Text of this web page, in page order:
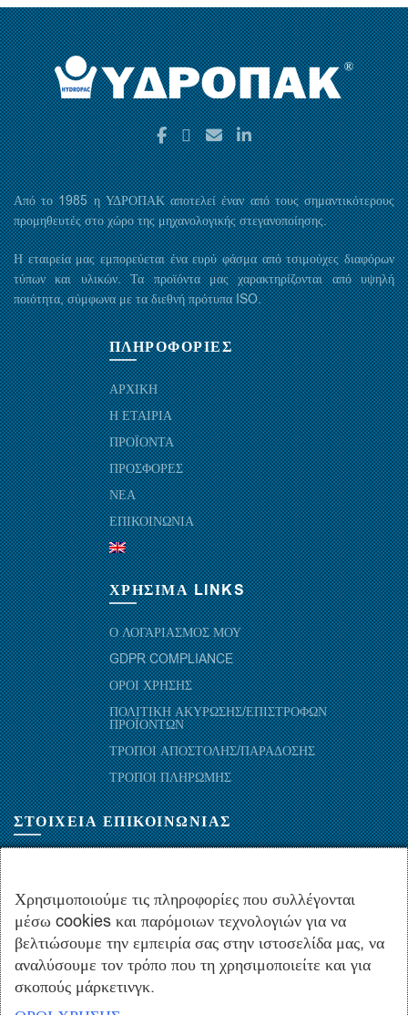
Από το 1985 η ΥΔΡΟΠΑΚ αποτελεί έναν από τους σημαντικότερους
προμηθευτές στο χώρο της μηχανολογικής στεγανοποίησης.
Η εταιρεία μας εμπορεύεται ένα ευρύ φάσμα από τσιμούχες διαφόρων
τύπων και υλικών. Τα προϊόντα μας χαρακτηρίζονται από υψηλή
ποιότητα, σύμφωνα με τα διεθνή πρότυπα ISO.
ΠΛΗΡΟΦΟΡΙΕΣ
ΑΡΧΙΚΗ
Η ΕΤΑΙΡΙΑ
ΠΡΟΪΟΝΤΑ
ΠΡΟΣΦΟΡΕΣ
ΝΕΑ
ΕΠΙΚΟΙΝΩΝΙΑ
ΧΡΗΣΙΜΑ LINKS
Ο ΛΟΓΑΡΙΑΣΜΟΣ ΜΟΥ
GDPR COMPLIANCE
ΟΡΟΙ ΧΡΗΣΗΣ
ΠΟΛΙΤΙΚΗ ΑΚΥΡΩΣΗΣ/ΕΠΙΣΤΡΟΦΩΝ
ΠΡΟΪΟΝΤΩΝ
ΤΡΟΠΟΙ ΑΠΟΣΤΟΛΗΣ/ΠΑΡΑΔΟΣΗΣ
ΤΡΟΠΟΙ ΠΛΗΡΩΜΗΣ
ΣΤΟΙΧΕΙΑ ΕΠΙΚΟΙΝΩΝΙΑΣ
+30.210-5143367,+30.210-5154659,+30.210-5147842
+30.210-5133976
info@hydropac.gr
Δευτ. εως Παρ.: 08:00 - 16:00
Χρησιμοποιούμε τις πληροφορίες που συλλέγονται
μέσω cookies και παρόμοιων τεχνολογιών για να
βελτιώσουμε την εμπειρία σας στην ιστοσελίδα μας, να
αναλύσουμε τον τρόπο που τη χρησιμοποιείτε και για
σκοπούς μάρκετινγκ.